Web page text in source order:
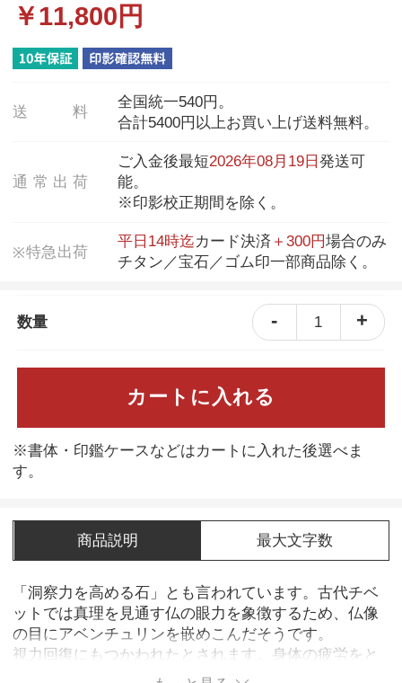
￥11,800 円
送 料
全国統一540円。
合計5400円以上お買い上げ送料無料。
通 常 出 荷
ご入金後最短2026年08月19日発送可
能。
※印影校正期間を除く。
※特急出荷
平日14時迄カード決済 ＋300円場合のみ
チタン／宝石／ゴム印一部商品除く。
数量 - 1 +
カートに入れる
※書体・印鑑ケースなどはカートに入れた後選べま
す。
商品説明 最大文字数
「洞察力を高める石」とも言われています。古代チベ
ットでは真理を見通す仏の眼力を象徴するため、仏像
の目にアベンチュリンを嵌めこんだそうです。
視力回復にもつかわれたとされます。身体の疲労をと
り、緊張を解いてストレスを解消させてくれる。また